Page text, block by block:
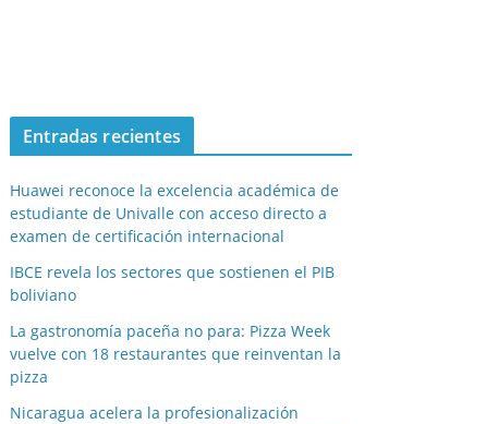
Entradas recientes
Huawei reconoce la excelencia académica de
estudiante de Univalle con acceso directo a
examen de certificación internacional
IBCE revela los sectores que sostienen el PIB
boliviano
La gastronomía paceña no para: Pizza Week
vuelve con 18 restaurantes que reinventan la
pizza
Nicaragua acelera la profesionalización